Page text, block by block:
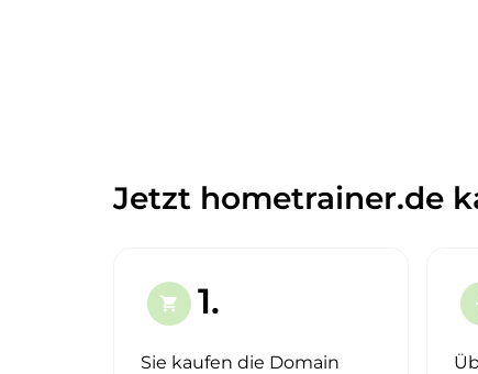
Jetzt hometrainer.de
shopping_cart 1.
Sie kaufen die Domain